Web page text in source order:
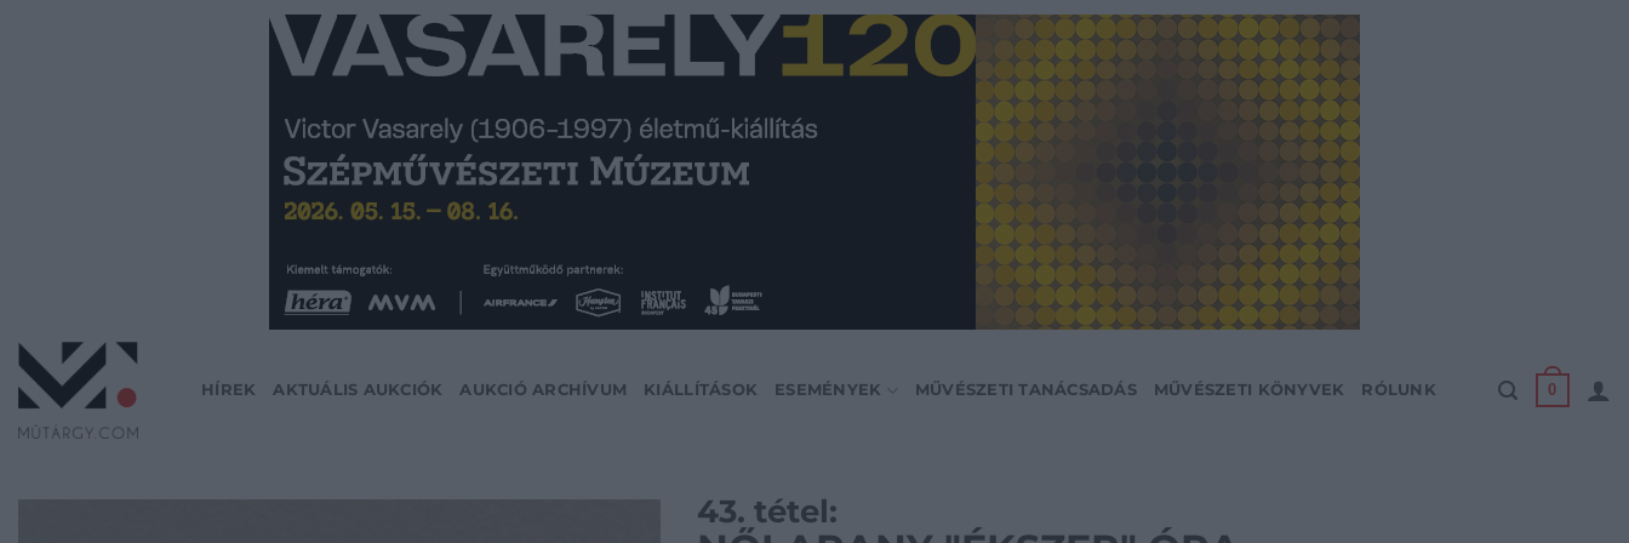
HÍREK AKTUÁLIS AUKCIÓK AUKCIÓ ARCHÍVUM KIÁLLÍTÁSOK ESEMÉNYEK MŰVÉSZETI TANÁCSADÁS MŰVÉSZETI KÖNYVEK RÓLUNK 0
43. tétel: